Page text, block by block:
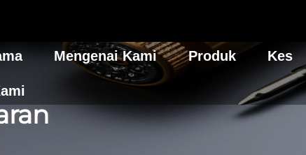
Mengenai Kami Produk Kes